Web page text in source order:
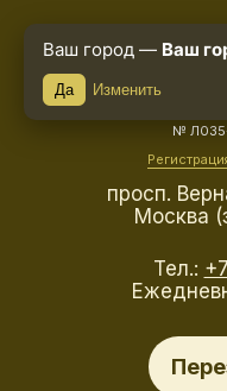
Тел.:
просп.
Москва
№
Ваш город — Ваш
Да Изменить